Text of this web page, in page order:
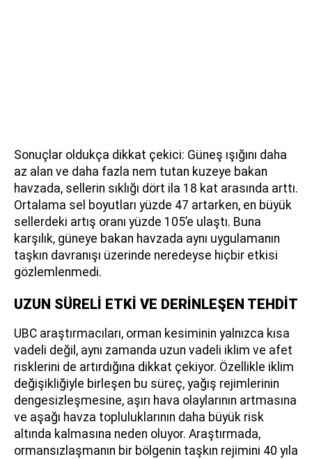
Sonuçlar oldukça dikkat çekici: Güneş ışığını daha
az alan ve daha fazla nem tutan kuzeye bakan
havzada, sellerin sıklığı dört ila 18 kat arasında arttı.
Ortalama sel boyutları yüzde 47 artarken, en büyük
sellerdeki artış oranı yüzde 105’e ulaştı. Buna
karşılık, güneye bakan havzada aynı uygulamanın
taşkın davranışı üzerinde neredeyse hiçbir etkisi
gözlemlenmedi.
UZUN SÜRELİ ETKİ VE DERİNLEŞEN TEHDİT
UBC araştırmacıları, orman kesiminin yalnızca kısa
vadeli değil, aynı zamanda uzun vadeli iklim ve afet
risklerini de artırdığına dikkat çekiyor. Özellikle iklim
değişikliğiyle birleşen bu süreç, yağış rejimlerinin
dengesizleşmesine, aşırı hava olaylarının artmasına
ve aşağı havza topluluklarının daha büyük risk
altında kalmasına neden oluyor. Araştırmada,
ormansızlaşmanın bir bölgenin taşkın rejimini 40 yıla